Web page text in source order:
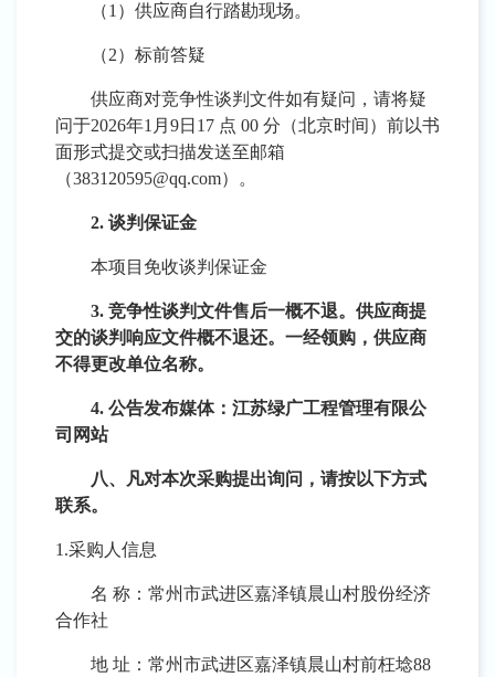
（1）供应商自行踏勘现场。
（2）标前答疑
供应商对竞争性谈判文件如有疑问，请将疑
问于2026年1月9日17 点 00 分（北京时间）前以书
面形式提交或扫描发送至邮箱
（383120595@qq.com）。
2. 谈判保证金
本项目免收谈判保证金
3. 竞争性谈判文件售后一概不退。供应商提
交的谈判响应文件概不退还。一经领购，供应商
不得更改单位名称。
4. 公告发布媒体：江苏绿广工程管理有限公
司网站
八、凡对本次采购提出询问，请按以下方式
联系。
1.采购人信息
名 称： 常州市武进区嘉泽镇晨山村股份经济
合作社
地 址： 常州市武进区嘉泽镇晨山村前枉埝88